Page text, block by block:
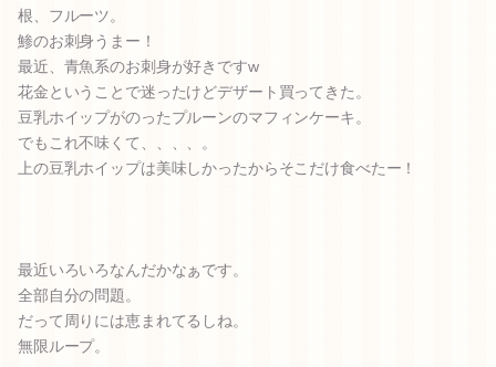
根、フルーツ。
鯵のお刺身うまー！
最近、青魚系のお刺身が好きですw
花金ということで迷ったけどデザート買ってきた。
豆乳ホイップがのったプルーンのマフィンケーキ。
でもこれ不味くて、、、、。
上の豆乳ホイップは美味しかったからそこだけ食べたー！
最近いろいろなんだかなぁです。
全部自分の問題。
だって周りには恵まれてるしね。
無限ループ。